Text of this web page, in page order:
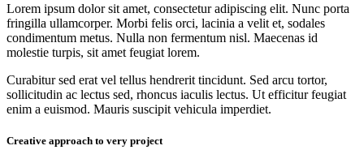
Lorem ipsum dolor sit amet, consectetur adipiscing elit. Nunc porta
fringilla ullamcorper. Morbi felis orci, lacinia a velit et, sodales
condimentum metus. Nulla non fermentum nisl. Maecenas id
molestie turpis, sit amet feugiat lorem.
Curabitur sed erat vel tellus hendrerit tincidunt. Sed arcu tortor,
sollicitudin ac lectus sed, rhoncus iaculis lectus. Ut efficitur feugiat
enim a euismod. Mauris suscipit vehicula imperdiet.
Creative approach to very project